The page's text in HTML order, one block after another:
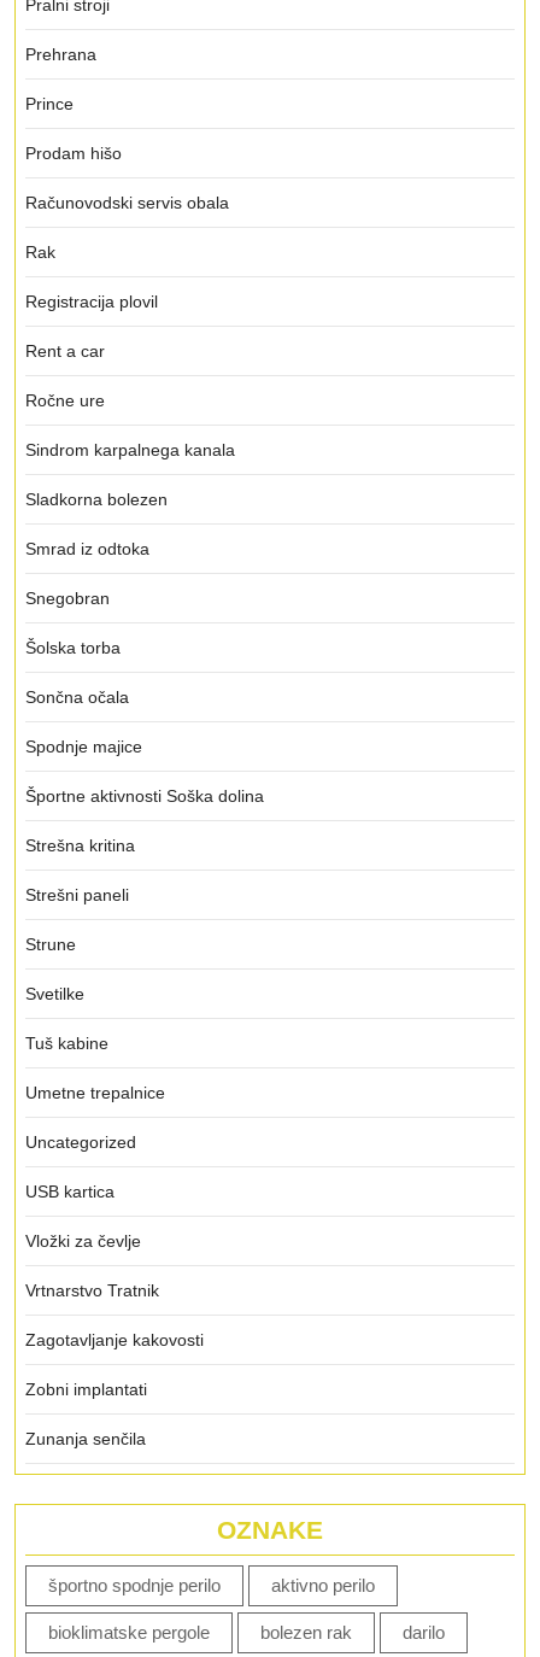
Pralni stroji
Prehrana
Prince
Prodam hišo
Računovodski servis obala
Rak
Registracija plovil
Rent a car
Ročne ure
Sindrom karpalnega kanala
Sladkorna bolezen
Smrad iz odtoka
Snegobran
Šolska torba
Sončna očala
Spodnje majice
Športne aktivnosti Soška dolina
Strešna kritina
Strešni paneli
Strune
Svetilke
Tuš kabine
Umetne trepalnice
Uncategorized
USB kartica
Vložki za čevlje
Vrtnarstvo Tratnik
Zagotavljanje kakovosti
Zobni implantati
Zunanja senčila
OZNAKE
športno spodnje perilo aktivno perilo
bioklimatske pergole bolezen rak darilo